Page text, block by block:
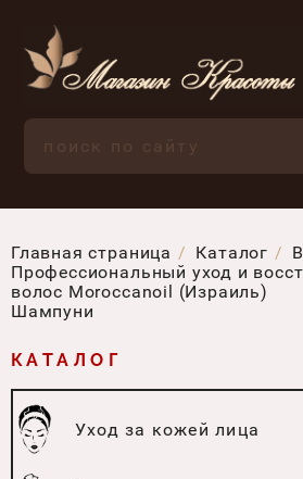
Главная страница Каталог
Профессиональный уход и
волос Moroccanoil (Израиль)
Шампуни
КАТАЛОГ
Уход за кожей лица